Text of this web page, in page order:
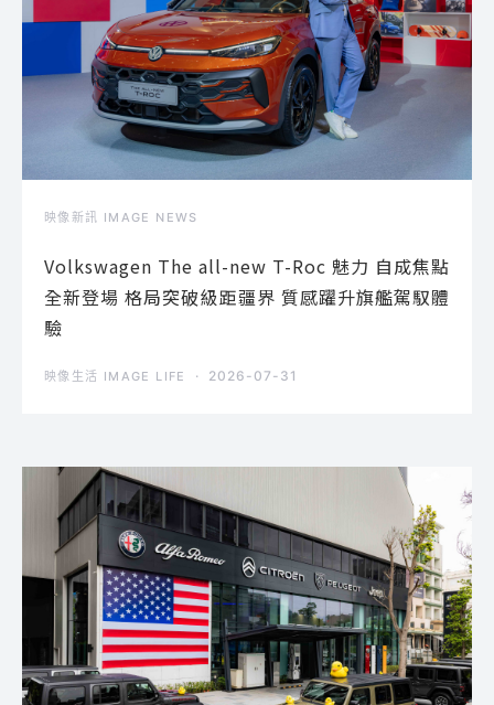
映像新訊 IMAGE NEWS
Volkswagen The all-new T-Roc 魅力 自成焦點
全新登場 格局突破級距疆界 質感躍升旗艦駕馭體
驗
映像生活 IMAGE LIFE 2026-07-31